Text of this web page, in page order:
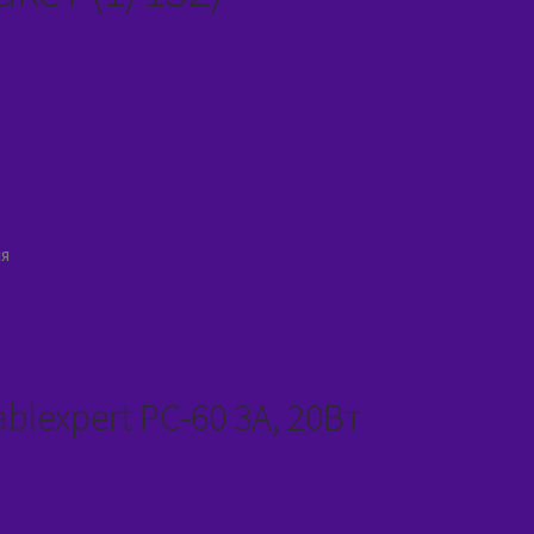
PC-60 3A, 20Вт